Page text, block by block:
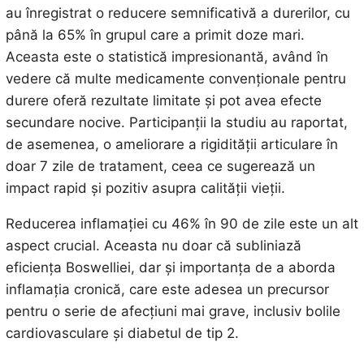
au înregistrat o reducere semnificativă a durerilor, cu
până la 65% în grupul care a primit doze mari.
Aceasta este o statistică impresionantă, având în
vedere că multe medicamente convenționale pentru
durere oferă rezultate limitate și pot avea efecte
secundare nocive. Participanții la studiu au raportat,
de asemenea, o ameliorare a rigidității articulare în
doar 7 zile de tratament, ceea ce sugerează un
impact rapid și pozitiv asupra calității vieții.
Reducerea inflamației cu 46% în 90 de zile este un alt
aspect crucial. Aceasta nu doar că subliniază
eficiența Boswelliei, dar și importanța de a aborda
inflamația cronică, care este adesea un precursor
pentru o serie de afecțiuni mai grave, inclusiv bolile
cardiovasculare și diabetul de tip 2.